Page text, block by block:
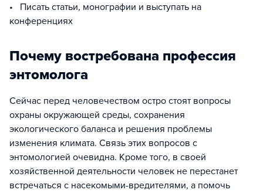
• Писать статьи, монографии и выступать на
конференциях
Почему востребована профессия
энтомолога
Сейчас перед человечеством остро стоят вопросы
охраны окружающей среды, сохранения
экологического баланса и решения проблемы
изменения климата. Связь этих вопросов с
энтомологией очевидна. Кроме того, в своей
хозяйственной деятельности человек не перестанет
встречаться с насекомыми-вредителями, а помочь